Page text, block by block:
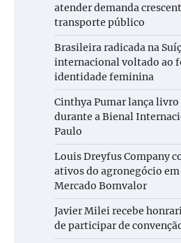
atender demanda
transporte público
Brasileira radicada na
internacional voltado ao
identidade feminina
Cinthya Pumar lança
durante a Bienal
Paulo
Louis Dreyfus Company
ativos do agronegócio
Mercado Bomvalor
Javier Milei recebe
de participar de